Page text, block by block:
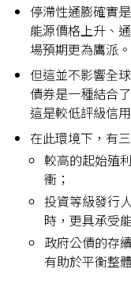
停滯性通膨確實
能源價格上升、
場預期更為鷹派。
但這並不影響全
債券是一種結合
這是較低評級信
在此環境下，有
較高的起始殖
衝；
投資等級發行
時，更具承受
政府公債的存
有助於平衡整